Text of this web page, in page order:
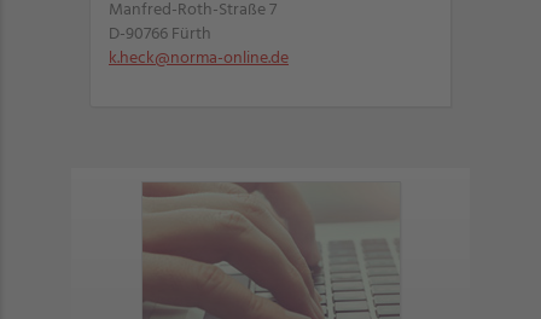
Manfred-Roth-Straße 7
D-90766 Fürth
k.heck@norma-online.de